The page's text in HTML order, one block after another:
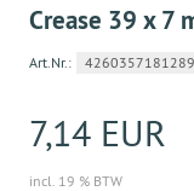
Crease 39 x 7
Art.Nr.: 4260357181289
7,14 EUR
incl. 19 % BTW